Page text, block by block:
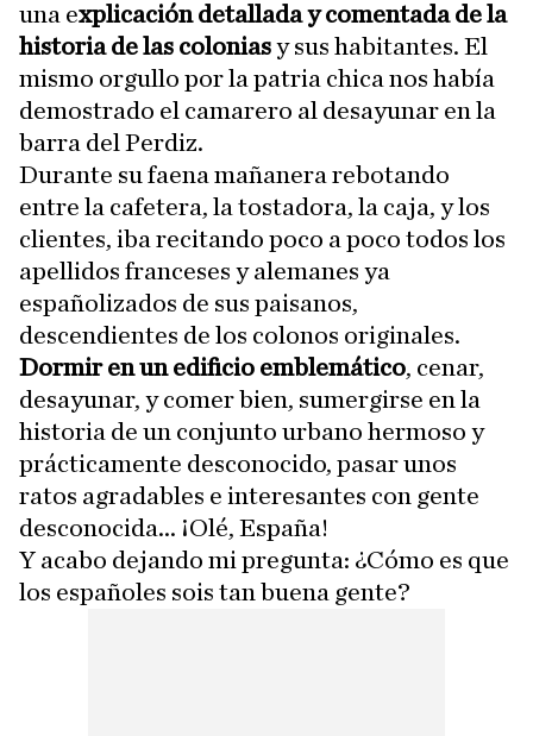
una explicación detallada y comentada de la
historia de las coloniasy sus habitantes. El
mismo orgullo por la patria chica nos había
demostrado el camarero al desayunar en la
barra del Perdiz.
Durante su faena mañanera rebotando
entre la cafetera, la tostadora, la caja, y los
clientes, iba recitando poco a poco todos los
apellidos franceses y alemanes ya
españolizados de sus paisanos,
descendientes de los colonos originales.
Dormir en un edificio emblemático, cenar,
desayunar, y comer bien, sumergirse en la
historia de un conjunto urbano hermoso y
prácticamente desconocido, pasar unos
ratos agradables e interesantes con gente
desconocida... ¡Olé, España!
Y acabo dejando mi pregunta: ¿Cómo es que
los españoles sois tan buena gente?